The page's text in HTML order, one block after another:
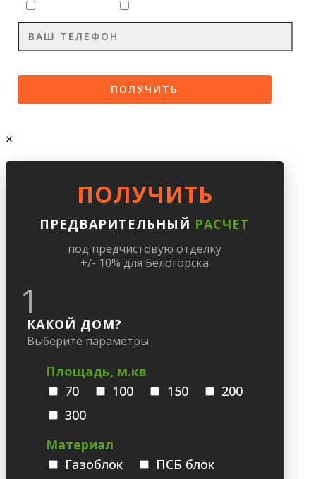
×
ПОЛУЧИТЬ
ПРЕДВАРИТЕЛЬНЫЙ РАСЧЕТ
под предчистовую отделку
+/- 10% для Белогорска
1
КАКОЙ ДОМ?
Выберите параметры
Площадь, м.кв
70
100 150
200
300
Материал
Газоблок
ПСБ блок